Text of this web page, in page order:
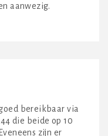
aanwezig.
bereikbaar via
die beide op 10
zijn er